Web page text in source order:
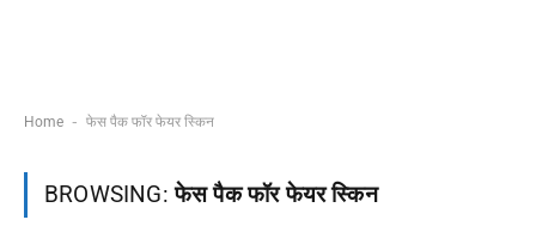
Home - फेस पैक फॉर फेयर स्किन
BROWSING:फेस पैक फॉर फेयर स्किन